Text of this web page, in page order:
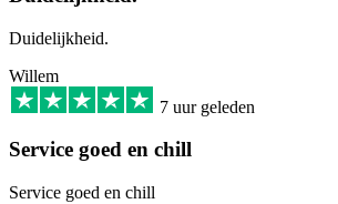
Duidelijkheid.
Willem
7 uur geleden
Service goed en chill
Service goed en chill